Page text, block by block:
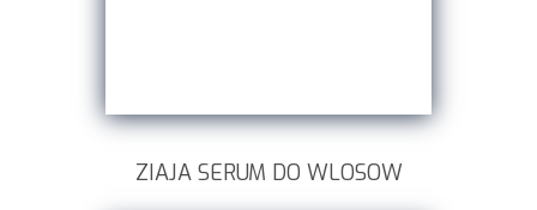
ZIAJA SERUM DO WLOSOW